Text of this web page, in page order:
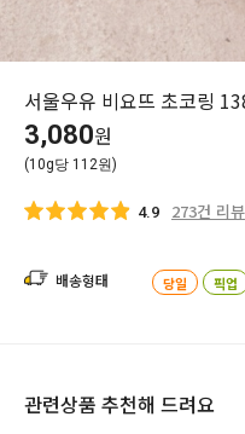
서울우유 비요뜨 초코링
3,080원
(10g당 112원)
4.9 273건 리뷰
배송형태 당일 픽업
관련상품 추천해 드려요